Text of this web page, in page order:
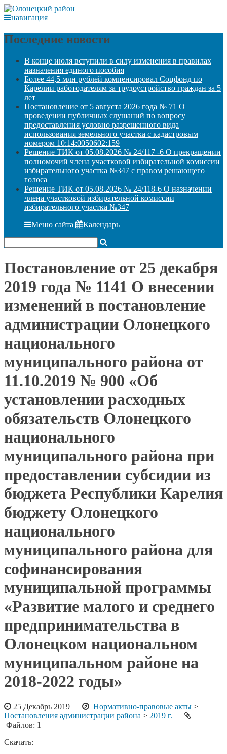
навигация
Последние новости
В конце июля вступили в силу изменения в правилах
назначения единого пособия
Более 44,5 млн рублей компенсировал Соцфонд по
Карелии работодателям за трудоустройство граждан за 5
лет
Постановление от 5 августа 2026 года № 71 О
проведении публичных слушаний по вопросу
предоставления условно разрешенного вида
использования земельного участка с кадастровым
номером 10:14:0050602:159
Решение ТИК от 05.08.2026 № 24/117 -6 О прекращении
полномочий члена участковой избирательной комиссии
избирательного участка №347 с правом решающего
голоса
Решение ТИК от 05.08.2026 № 24/118-6 О назначении
члена участковой избирательной комиссии
избирательного участка №347
Меню сайта Календарь
Постановление от 25 декабря
2019 года № 1141 О внесении
изменений в постановление
администрации Олонецкого
национального
муниципального района от
11.10.2019 № 900 «Об
установлении расходных
обязательств Олонецкого
национального
муниципального района при
предоставлении субсидии из
бюджета Республики Карелия
бюджету Олонецкого
национального
муниципального района для
софинансирования
муниципальной программы
«Развитие малого и среднего
предпринимательства в
Олонецком национальном
муниципальном районе на
2018-2022 годы»
25 Декабрь 2019 Нормативно-правовые акты >
Постановления администрации района > 2019 г.
Файлов: 1
Скачать: